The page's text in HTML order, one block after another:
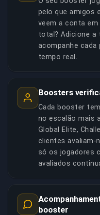
pelo que amigos
veem a conta
total? Adicione a
acompanhe
tempo real.
Boosters
Cada booster
no escalão mais
Global Elite,
clientes avaliam-
só os jogadores
avaliados
booster